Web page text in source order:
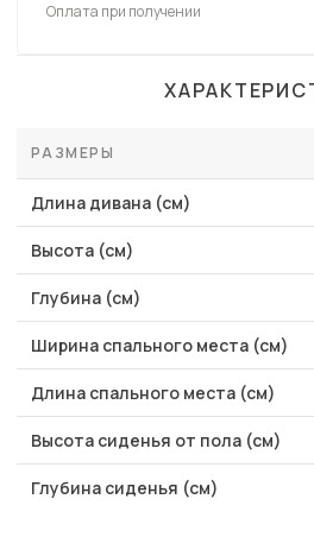
Оплата при получении
РАЗМЕРЫ
Длина дивана (см)
Высота (см)
Глубина (см)
Ширина спального места (см)
Длина спального места (см)
Высота сиденья от пола (см)
Глубина сиденья (см)